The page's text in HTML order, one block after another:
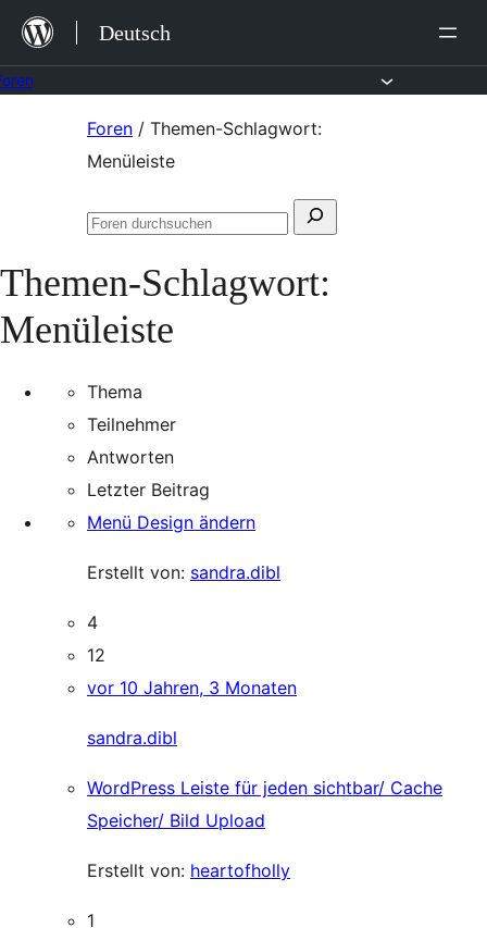
Zum
Inhalt
springen
Deutsch
Foren / Themen-Schlagwort:
Menüleiste
Suchen
Foren
Themen-Schlagwort:
Menüleiste
Thema
Teilnehmer
Antworten
Letzter Beitrag
Menü Design ändern
Erstellt von: sandra.dibl
4
12
vor 10 Jahren, 3 Monaten
sandra.dibl
WordPress Leiste für jeden sichtbar/ Cache
Speicher/ Bild Upload
Erstellt von: heartofholly
1